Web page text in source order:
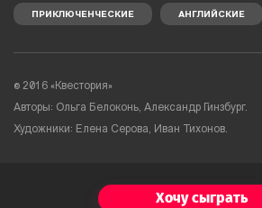
ПРИКЛЮЧЕНЧЕСКИЕ АНГЛИЙСКИЕ
© 2016 «Квестория»
Авторы: Ольга Белоконь, Александр Гинзбург.
Художники: Елена Серова, Иван Тихонов.
Хочу сыграть